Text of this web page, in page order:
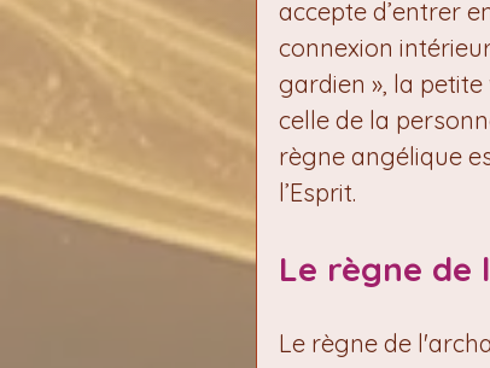
accepte d’entrer
connexion
gardien », la
celle de la
règne angélique
l’Esprit.
Le règne de
Le règne de